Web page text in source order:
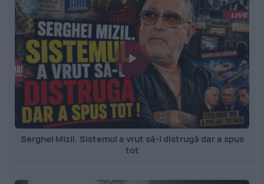
Serghei Mizil. Sistemul a vrut să-l distrugă dar a spus
tot